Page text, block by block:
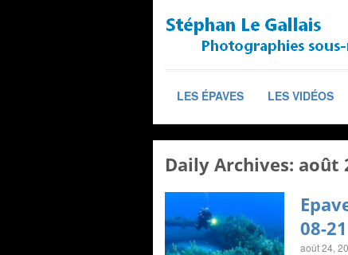
LES ÉPAVES LES VIDÉOS
Daily Archives: août
08-21
août 24,